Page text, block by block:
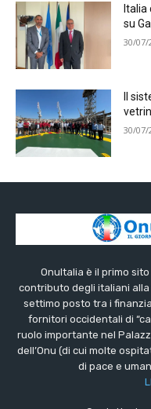
su
30/07/
Il
30/07/
OnuItalia è il primo
contributo degli italiani alla
settimo posto tra i
fornitori occidentali di
ruolo importante nel
dell’Onu (di cui molte
di pace e